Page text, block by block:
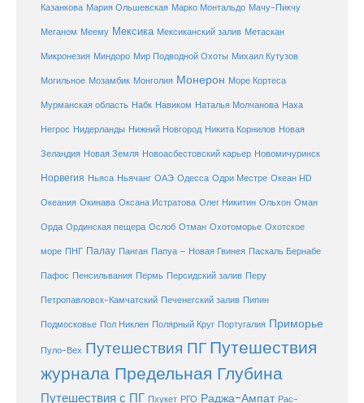
Казанкова Мария Ольшевская Марко Монтальдо Мачу-Пикчу
Меганом Меему Мексика Мексиканский залив Метаскан
Микронезия Миндоро Мир Подводной Охоты Михаил Кутузов
Могильное Мозамбик Монголия Монерон Море Кортеса
Мурманская область Набк Навиком Наталья Молчанова Наха
Негрос Нидерланды Нижний Новгород Никита Корнилов Новая
Зеландия Новая Земля Новоасбестовский карьер Новомичуринск
Норвегия Ньяса Ньячанг ОАЭ Одесса Одри Местре Океан HD
Океания Окинава Оксана Истратова Олег Никитин Ольхон Оман
Орда Ординская пещера Ослоб Отман Охотоморье Охотское
море ПНГ Палау Панган Папуа – Новая Гвинея Паскаль Бернабе
Пафос Пенсильвания Пермь Персидский залив Перу
Петропавловск-Камчатский Печенегский залив Пипин
Подмосковье Пол Никлен Полярный Круг Португалия Приморье
Пуло-Вех Путешествия ПГ Путешествия
журнала Предельная Глубина
Путешествия с ПГ Пхукет РГО Раджа-Ампат Рас-